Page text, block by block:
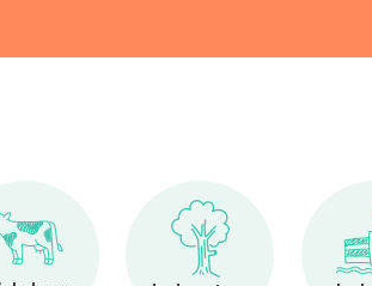
Ga naar Bij de boer Ga naar In de natuur